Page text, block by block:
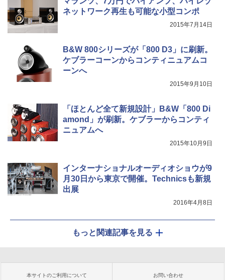
ネットワーク再生も可能な小型コンポ
2015年7月14日
B&W 800シリーズが「800 D3」に刷新。
ケブラーコーンからコンティニュアムコ
ーンへ
2015年9月10日
「ほとんど全て新規設計」B&W「800 Di
amond」が刷新。ケブラーからコンティ
ニュアムへ
2015年10月9日
インターナショナルオーディオショウが9
月30日から東京で開催。Technicsも新規
出展
2016年4月8日
もっと関連記事を見る
本サイトのご利用について お問い合わせ